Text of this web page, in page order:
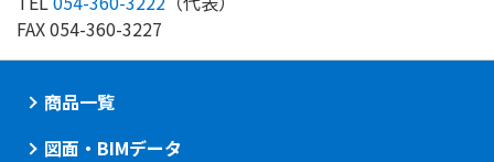
FAX054-360-3227
商品一覧
図面・BIMデータ